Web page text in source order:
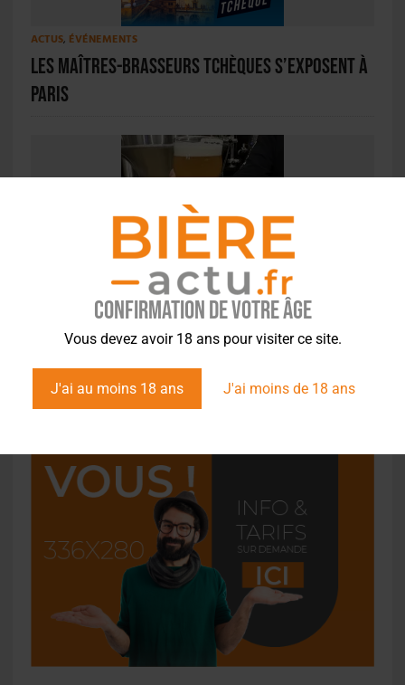
Confirmation de votre âge
Vous devez avoir 18 ans pour visiter ce site.
J'ai au moins 18 ans J'ai moins de 18 ans
ACTUS, ÉVÉNEMENTS
Les Maîtres-Brasseurs Tchèques s’exposent à
Paris
STYLES
L’Awen Brew Pub célèbre le terroir breton
avec une bière à la pomme